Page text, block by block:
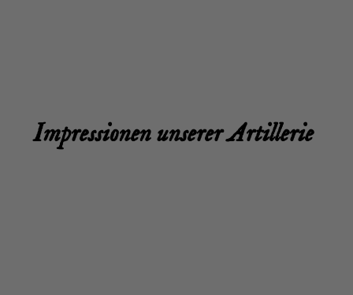
Impres­sio­nen unse­rer Artillerie